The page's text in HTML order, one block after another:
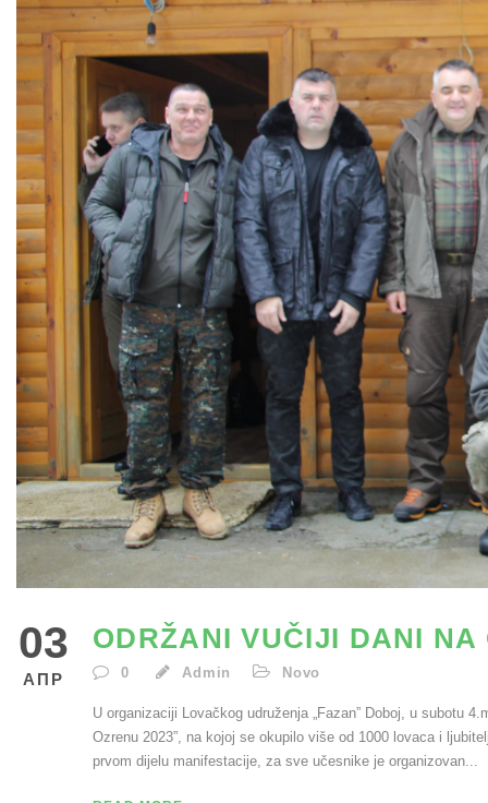
03
АПР
ODRŽANI VUČIJI DANI NA
0 Admin Novo
U organizaciji Lovačkog udruženja „Fazan” Doboj, u subotu
Ozrenu 2023”, na kojoj se okupilo više od 1000 lovaca i
prvom dijelu manifestacije, za sve učesnike je organizovan...